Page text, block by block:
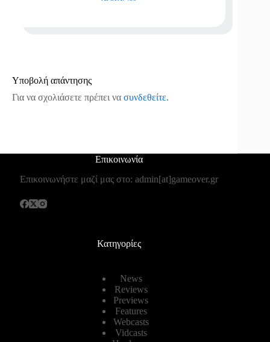
Υποβολή απάντησης
Για να σχολιάσετε πρέπει να συνδεθείτε.
Επικοινωνία
Επικοινωνήστε μαζί μας στο: admin[at]gameover.gr
Κατηγορίες
News
Reviews
Previews
Features
Webcasts
Vidcasts